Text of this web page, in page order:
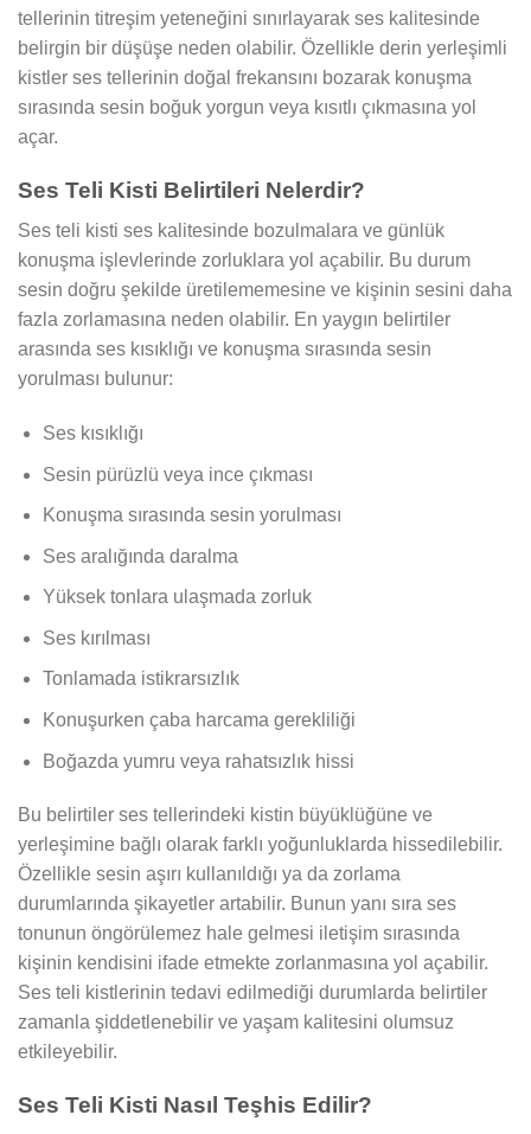
tellerinin titreşim yeteneğini sınırlayarak ses kalitesinde
belirgin bir düşüşe neden olabilir. Özellikle derin yerleşimli
kistler ses tellerinin doğal frekansını bozarak konuşma
sırasında sesin boğuk yorgun veya kısıtlı çıkmasına yol
açar.
Ses Teli Kisti Belirtileri Nelerdir?
Ses teli kisti ses kalitesinde bozulmalara ve günlük
konuşma işlevlerinde zorluklara yol açabilir. Bu durum
sesin doğru şekilde üretilememesine ve kişinin sesini daha
fazla zorlamasına neden olabilir. En yaygın belirtiler
arasında ses kısıklığı ve konuşma sırasında sesin
yorulması bulunur:
Ses kısıklığı
Sesin pürüzlü veya ince çıkması
Konuşma sırasında sesin yorulması
Ses aralığında daralma
Yüksek tonlara ulaşmada zorluk
Ses kırılması
Tonlamada istikrarsızlık
Konuşurken çaba harcama gerekliliği
Boğazda yumru veya rahatsızlık hissi
Bu belirtiler ses tellerindeki kistin büyüklüğüne ve
yerleşimine bağlı olarak farklı yoğunluklarda hissedilebilir.
Özellikle sesin aşırı kullanıldığı ya da zorlama
durumlarında şikayetler artabilir. Bunun yanı sıra ses
tonunun öngörülemez hale gelmesi iletişim sırasında
kişinin kendisini ifade etmekte zorlanmasına yol açabilir.
Ses teli kistlerinin tedavi edilmediği durumlarda belirtiler
zamanla şiddetlenebilir ve yaşam kalitesini olumsuz
etkileyebilir.
Ses Teli Kisti Nasıl Teşhis Edilir?